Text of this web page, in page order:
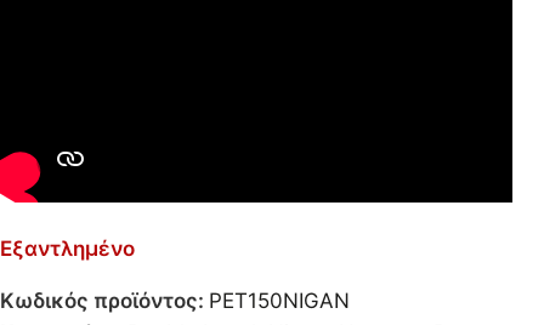
Εξαντλημένο
Κωδικός προϊόντος: PET150NIGAN